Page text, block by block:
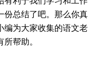
份总结了吧。那么你真
编为大家收集的语文老
帮助。